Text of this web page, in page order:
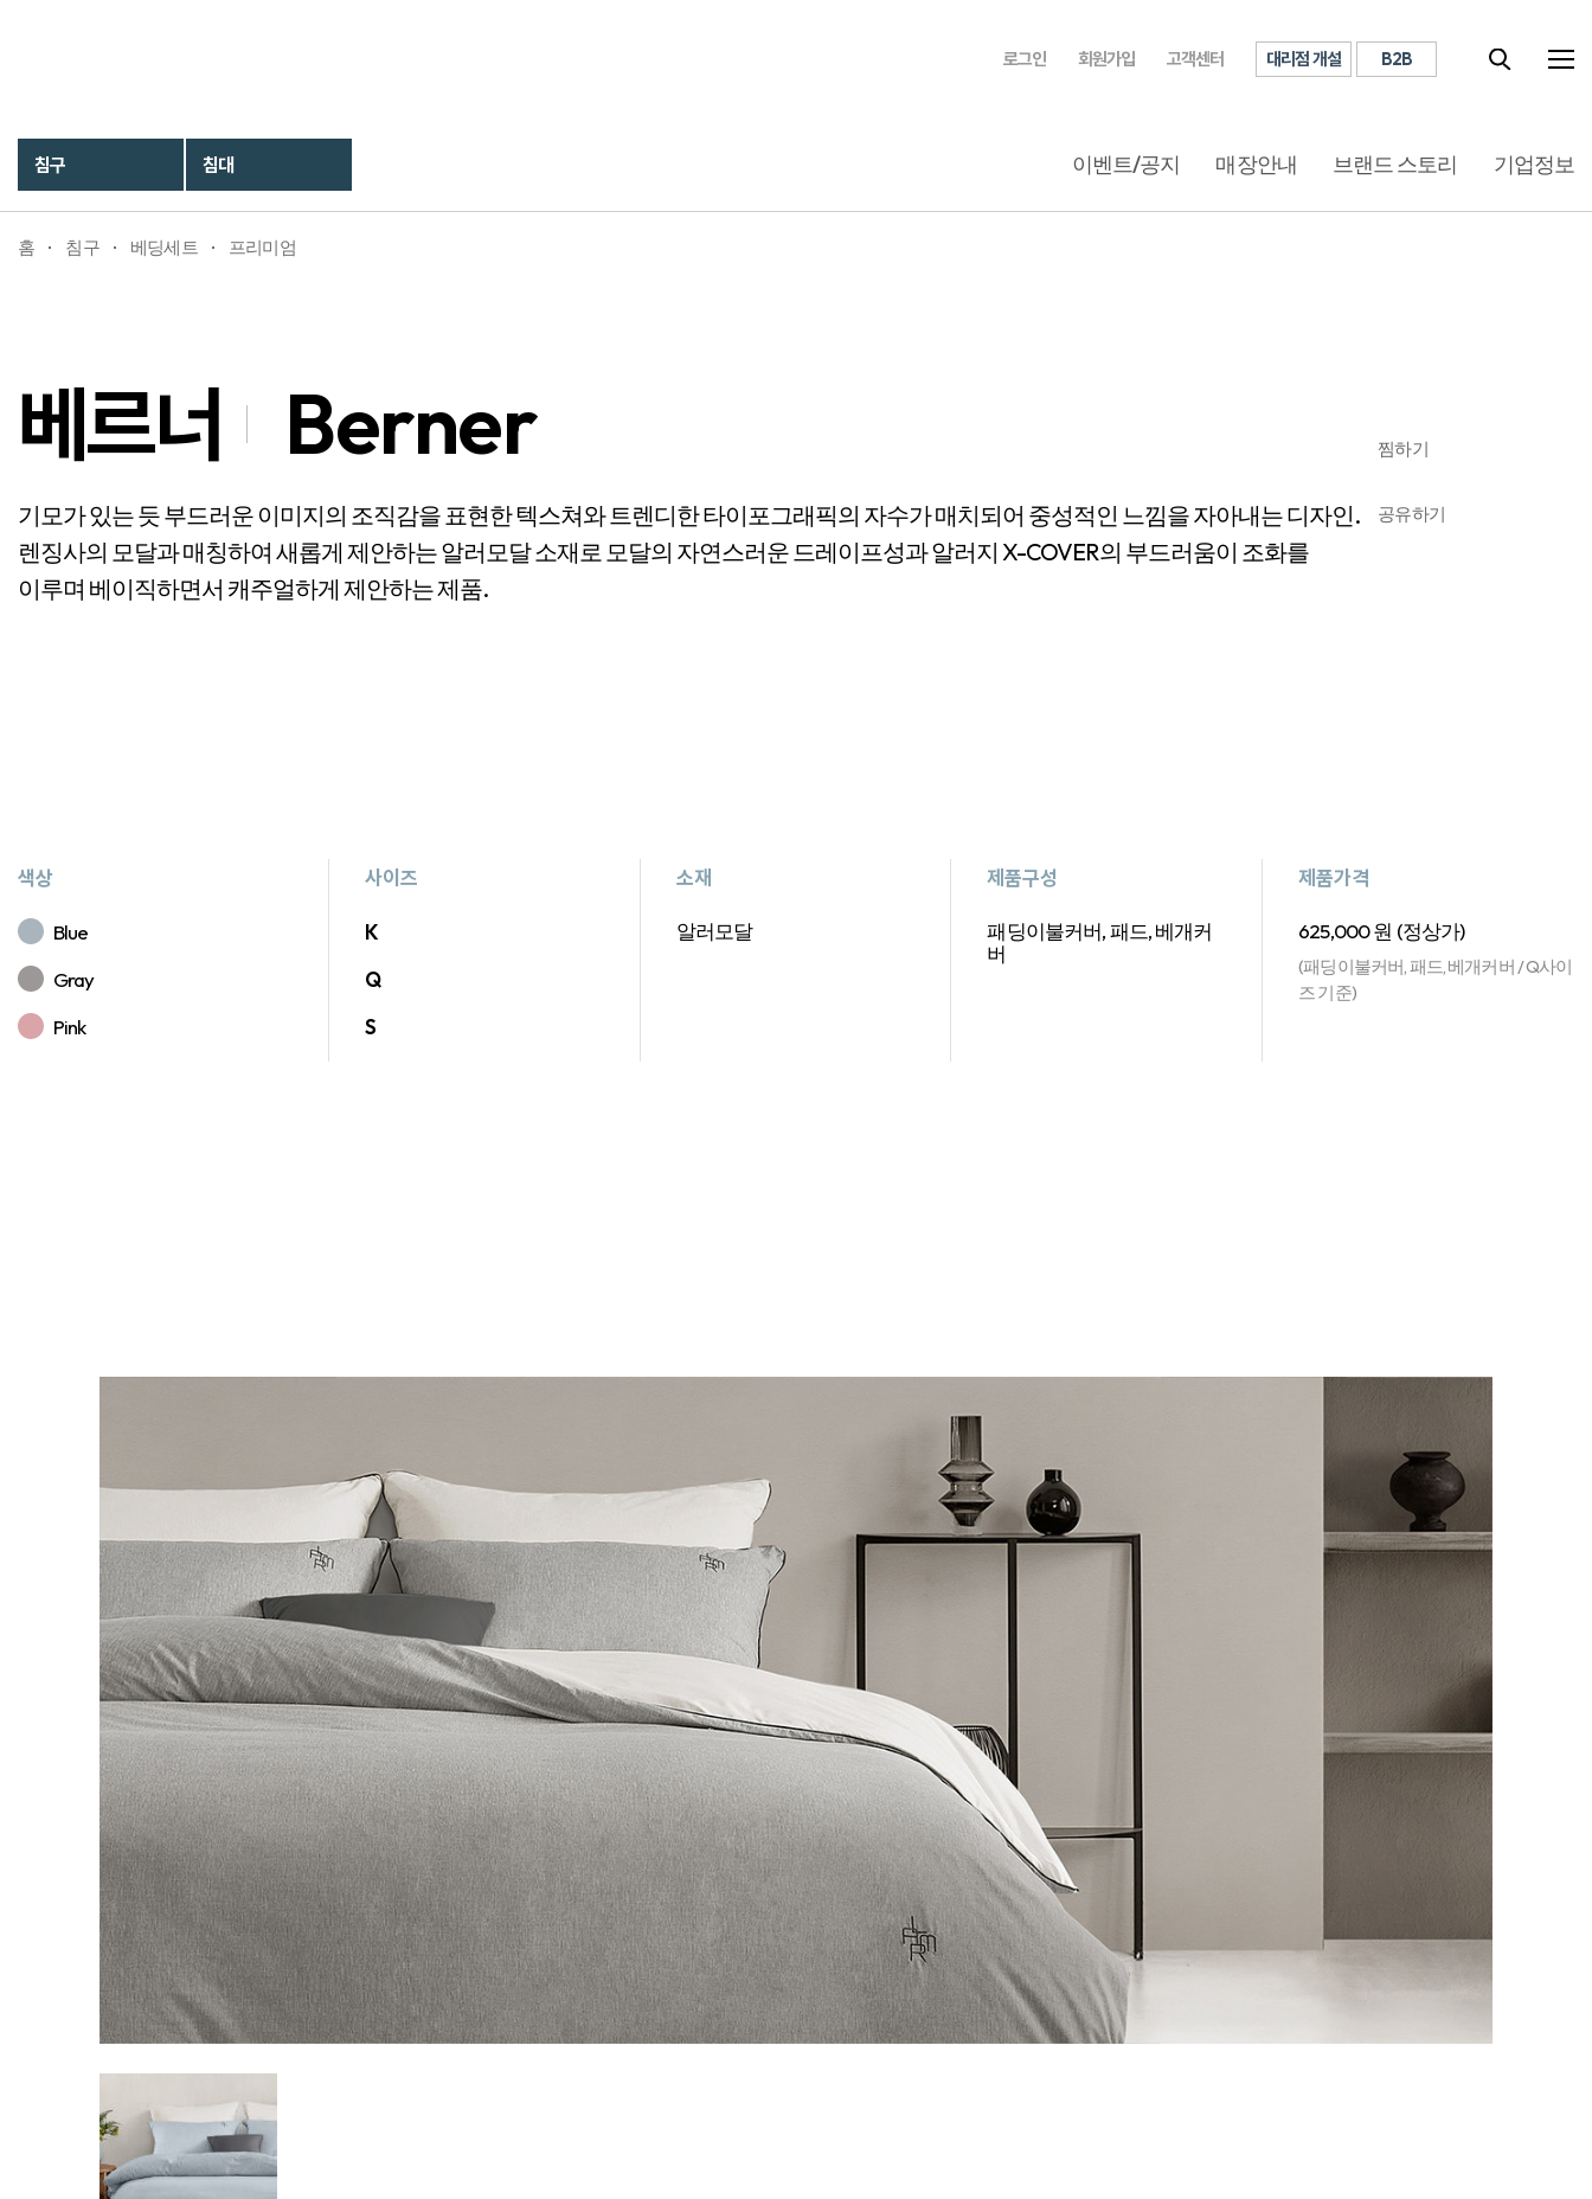
로그인 회원가입 고객센터 대리점 개설 B2B
침구 침대 이벤트/공지 매장안내 브랜드 스토리 기업정보
홈 침구 베딩세트 프리미엄
베르너 Berner
기모가 있는 듯 부드러운 이미지의 조직감을 표현한 텍스쳐와 트렌디한 타이포그래픽의 자수가 매치되어 중성적인 느낌을 자아내는 디자인.
렌징사의 모달과 매칭하여 새롭게 제안하는 알러모달 소재로 모달의 자연스러운 드레이프성과 알러지 X-COVER의 부드러움이 조화를
이루며 베이직하면서 캐주얼하게 제안하는 제품.
찜하기
공유하기
색상
Blue
Gray
Pink
사이즈
K
Q
S
소재
알러모달
제품구성
패딩이불커버, 패드, 베개커
버
제품가격
625,000 원 (정상가)
(패딩이불커버, 패드, 베개커버 / Q사이
즈 기준)